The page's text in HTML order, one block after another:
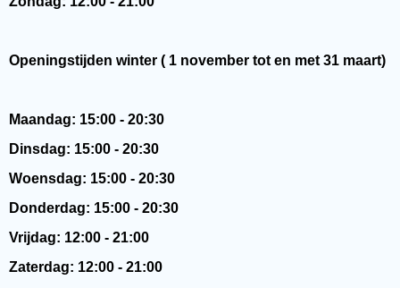
Openingstijden winter ( 1 november tot en met 31 maart)
Maandag: 15:00 - 20:30
Dinsdag: 15:00 - 20:30
Woensdag: 15:00 - 20:30
Donderdag: 15:00 - 20:30
Vrijdag: 12:00 - 21:00
Zaterdag: 12:00 - 21:00